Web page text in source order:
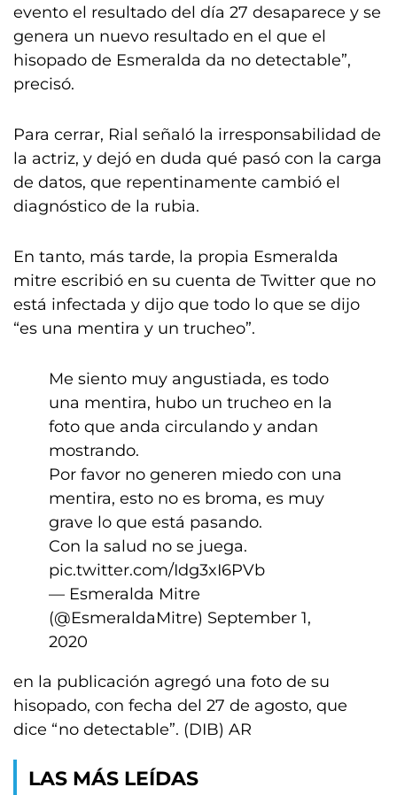
evento el resultado del día 27 desaparece y se
genera un nuevo resultado en el que el
hisopado de Esmeralda da no detectable”,
precisó.
Para cerrar, Rial señaló la irresponsabilidad de
la actriz, y dejó en duda qué pasó con la carga
de datos, que repentinamente cambió el
diagnóstico de la rubia.
En tanto, más tarde, la propia Esmeralda
mitre escribió en su cuenta de Twitter que no
está infectada y dijo que todo lo que se dijo
“es una mentira y un trucheo”.
Me siento muy angustiada, es todo
una mentira, hubo un trucheo en la
foto que anda circulando y andan
mostrando.
Por favor no generen miedo con una
mentira, esto no es broma, es muy
grave lo que está pasando.
Con la salud no se juega.
pic.twitter.com/Idg3xI6PVb
— Esmeralda Mitre
(@EsmeraldaMitre) September 1,
2020
en la publicación agregó una foto de su
hisopado, con fecha del 27 de agosto, que
dice “no detectable”. (DIB) AR
LAS MÁS LEÍDAS